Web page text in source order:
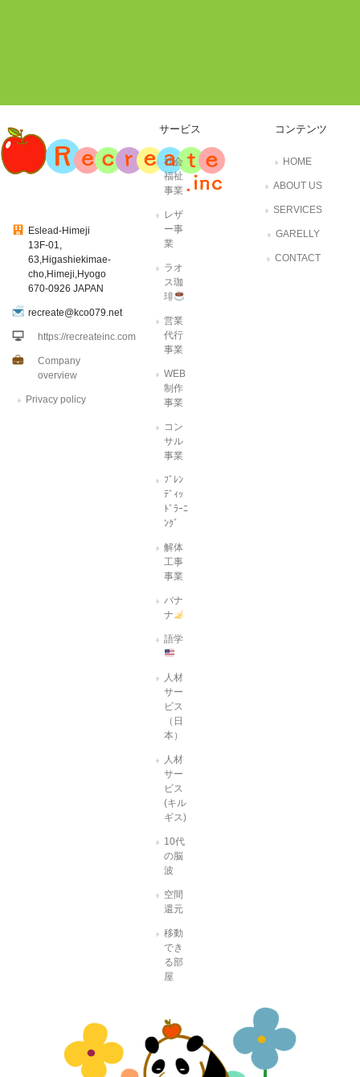
Eslead-Himeji
13F-01,
63,Higashiekimae-
cho,Himeji,Hyogo
670-0926 JAPAN
recreate@kco079.net
https://recreateinc.com
Company
overview
Privacy policy
サービス
社会
福祉
事業
レザ
ー事
業
ラオ
ス珈
琲
営業
代行
事業
WEB
制作
事業
コン
サル
事業
ﾌﾞﾚﾝ
ﾃﾞｨｯ
ﾄﾞﾗｰﾆ
ﾝｸﾞ
解体
工事
事業
バナ
ナ
語学
人材
サー
ビス
（日
本）
人材
サー
ビス
(キル
ギス)
10代
の脳
波
空間
還元
移動
でき
る部
屋
コンテンツ
HOME
ABOUT US
SERVICES
GARELLY
CONTACT